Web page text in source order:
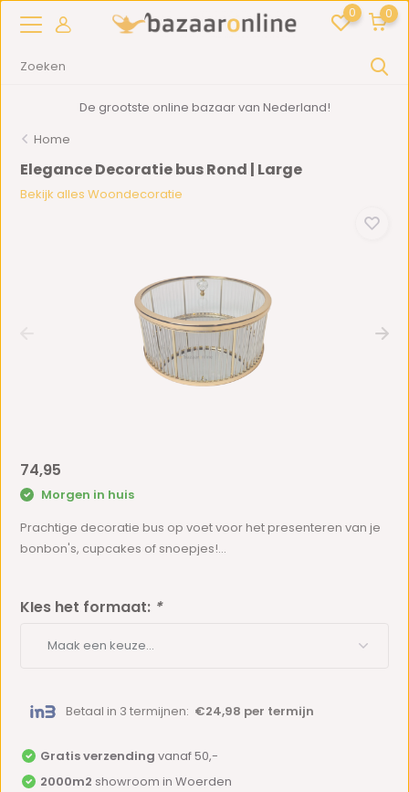
0 0
De grootste online bazaar van Nederland!
Home
Elegance Decoratie bus Rond | Large
Bekijk alles Woondecoratie
74,95
Morgen in huis
Prachtige decoratie bus op voet voor het presenteren van je
bonbon's, cupcakes of snoepjes!...
KIes het formaat: *
Betaal in 3 termijnen: €24,98 per termijn
Gratis verzending vanaf 50,-
2000m2 showroom in Woerden